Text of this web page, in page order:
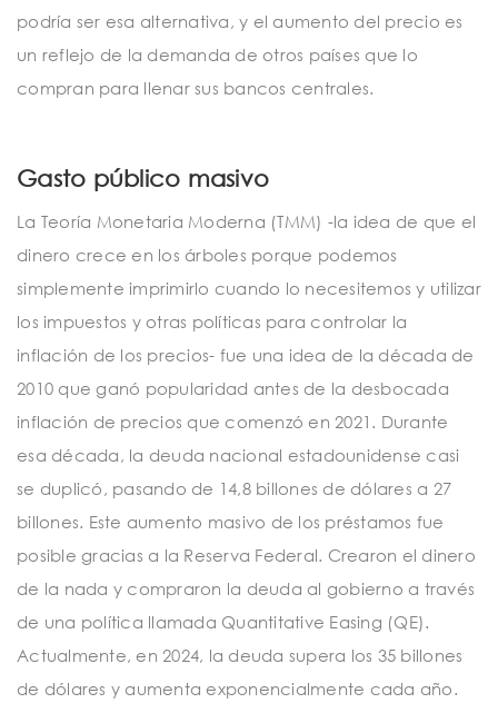
podría ser esa alternativa, y el aumento del precio es
un reflejo de la demanda de otros países que lo
compran para llenar sus bancos centrales.
Gasto público masivo
La Teoría Monetaria Moderna (TMM) -la idea de que el
dinero crece en los árboles porque podemos
simplemente imprimirlo cuando lo necesitemos y utilizar
los impuestos y otras políticas para controlar la
inflación de los precios- fue una idea de la década de
2010 que ganó popularidad antes de la desbocada
inflación de precios que comenzó en 2021. Durante
esa década, la deuda nacional estadounidense casi
se duplicó, pasando de 14,8 billones de dólares a 27
billones. Este aumento masivo de los préstamos fue
posible gracias a la Reserva Federal. Crearon el dinero
de la nada y compraron la deuda al gobierno a través
de una política llamada Quantitative Easing (QE).
Actualmente, en 2024, la deuda supera los 35 billones
de dólares y aumenta exponencialmente cada año.